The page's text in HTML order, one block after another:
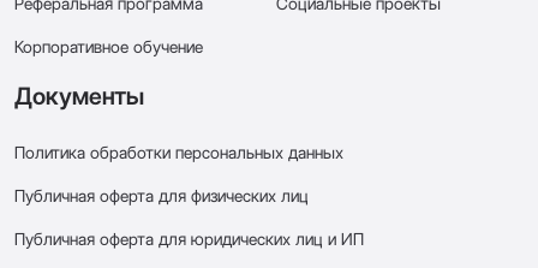
Корпоративное обучение
Документы
Политика обработки персональных данных
Публичная оферта для физических лиц
Публичная оферта для юридических лиц и ИП